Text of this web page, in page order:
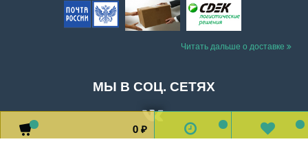
0 ₽
Читать дальше о доставке
МЫ В СОЦ. СЕТЯХ